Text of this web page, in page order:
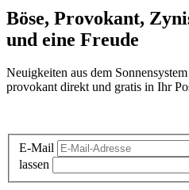
Böse, Provokant,
und eine Freude
Neuigkeiten aus dem
provokant direkt und gratis in Ihr
E-Mail
lassen